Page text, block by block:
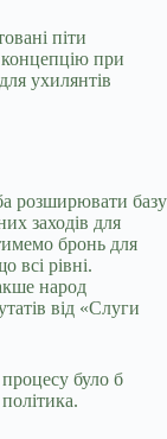
піти
при
ухилянтів
розширювати базу
заходів для
бронь для
всі рівні.
народ
від «Слуги
було б